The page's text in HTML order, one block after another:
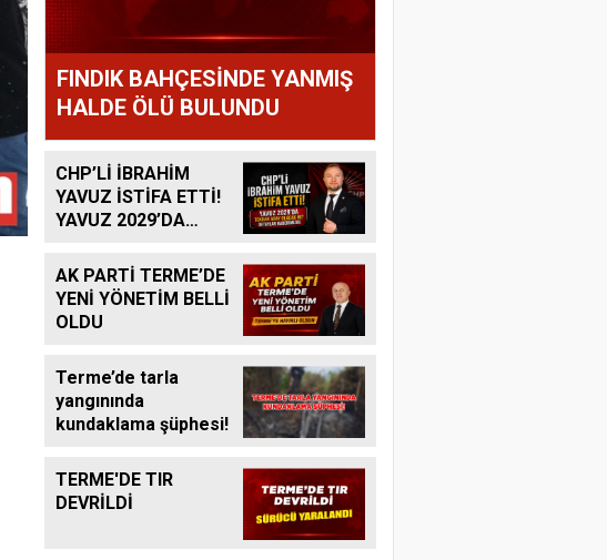
FINDIK BAHÇESİNDE YANMIŞ
HALDE ÖLÜ BULUNDU
CHP’Lİ İBRAHİM
YAVUZ İSTİFA ETTİ!
YAVUZ 2029’DA
OLACAK MI?
AK PARTİ TERME’DE
YENİ YÖNETİM BELLİ
OLDU
Terme’de tarla
yangınında
kundaklama şüphesi!
TERME'DE TIR
DEVRİLDİ